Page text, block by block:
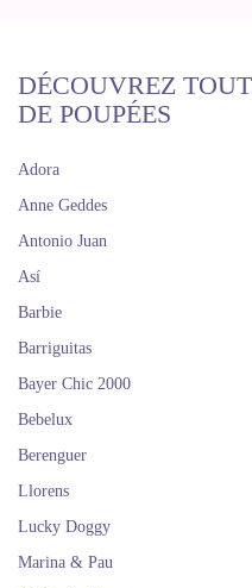
DÉCOUVREZ
DE POUPÉES
Adora
Anne Geddes
Antonio Juan
Así
Barbie
Barriguitas
Bayer Chic 2000
Bebelux
Berenguer
Llorens
Lucky Doggy
Marina & Pau